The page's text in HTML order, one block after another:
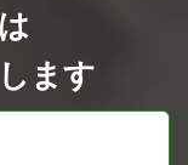
ます